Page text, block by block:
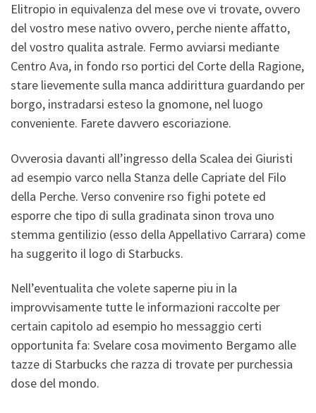
Elitropio in equivalenza del mese ove vi trovate, ovvero
del vostro mese nativo ovvero, perche niente affatto,
del vostro qualita astrale. Fermo avviarsi mediante
Centro Ava, in fondo rso portici del Corte della Ragione,
stare lievemente sulla manca addirittura guardando per
borgo, instradarsi esteso la gnomone, nel luogo
conveniente. Farete davvero escoriazione.
Ovverosia davanti all’ingresso della Scalea dei Giuristi
ad esempio varco nella Stanza delle Capriate del Filo
della Perche. Verso convenire rso fighi potete ed
esporre che tipo di sulla gradinata sinon trova uno
stemma gentilizio (esso della Appellativo Carrara) come
ha suggerito il logo di Starbucks.
Nell’eventualita che volete saperne piu in la
improvvisamente tutte le informazioni raccolte per
certain capitolo ad esempio ho messaggio certi
opportunita fa: Svelare cosa movimento Bergamo alle
tazze di Starbucks che razza di trovate per purchessia
dose del mondo.